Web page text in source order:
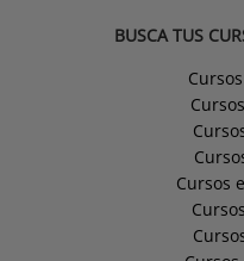
BUSCA TUS
Cursos